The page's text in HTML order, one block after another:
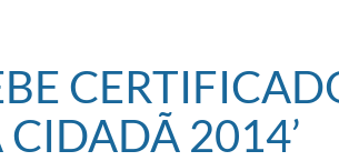
CIDADÃ 2014’